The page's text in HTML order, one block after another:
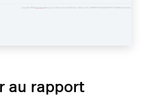
au rapport